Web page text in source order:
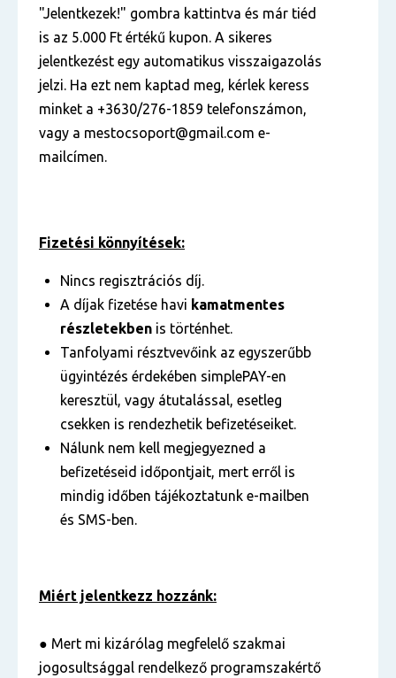
"Jelentkezek!" gombra kattintva és már tiéd
is az 5.000 Ft értékű kupon. A sikeres
jelentkezést egy automatikus visszaigazolás
jelzi. Ha ezt nem kaptad meg, kérlek keress
minket a +3630/276-1859 telefonszámon,
vagy a mestocsoport@gmail.com e-
mailcímen.
Fizetési könnyítések:
Nincs regisztrációs díj.
A díjak fizetése havi kamatmentes
részletekben is történhet.
Tanfolyami résztvevőink az egyszerűbb
ügyintézés érdekében simplePAY-en
keresztül, vagy átutalással, esetleg
csekken is rendezhetik befizetéseiket.
Nálunk nem kell megjegyezned a
befizetéseid időpontjait, mert erről is
mindig időben tájékoztatunk e-mailben
és SMS-ben.
Miért jelentkezz hozzánk:
● Mert mi kizárólag megfelelő szakmai
jogosultsággal rendelkező programszakértő